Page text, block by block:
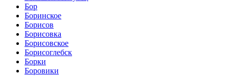
Бор
Боринское
Борисов
Борисовка
Борисовское
Борисоглебск
Борки
Боровики